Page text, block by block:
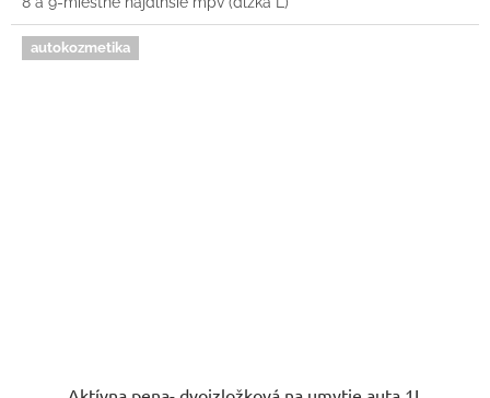
autokozmetika